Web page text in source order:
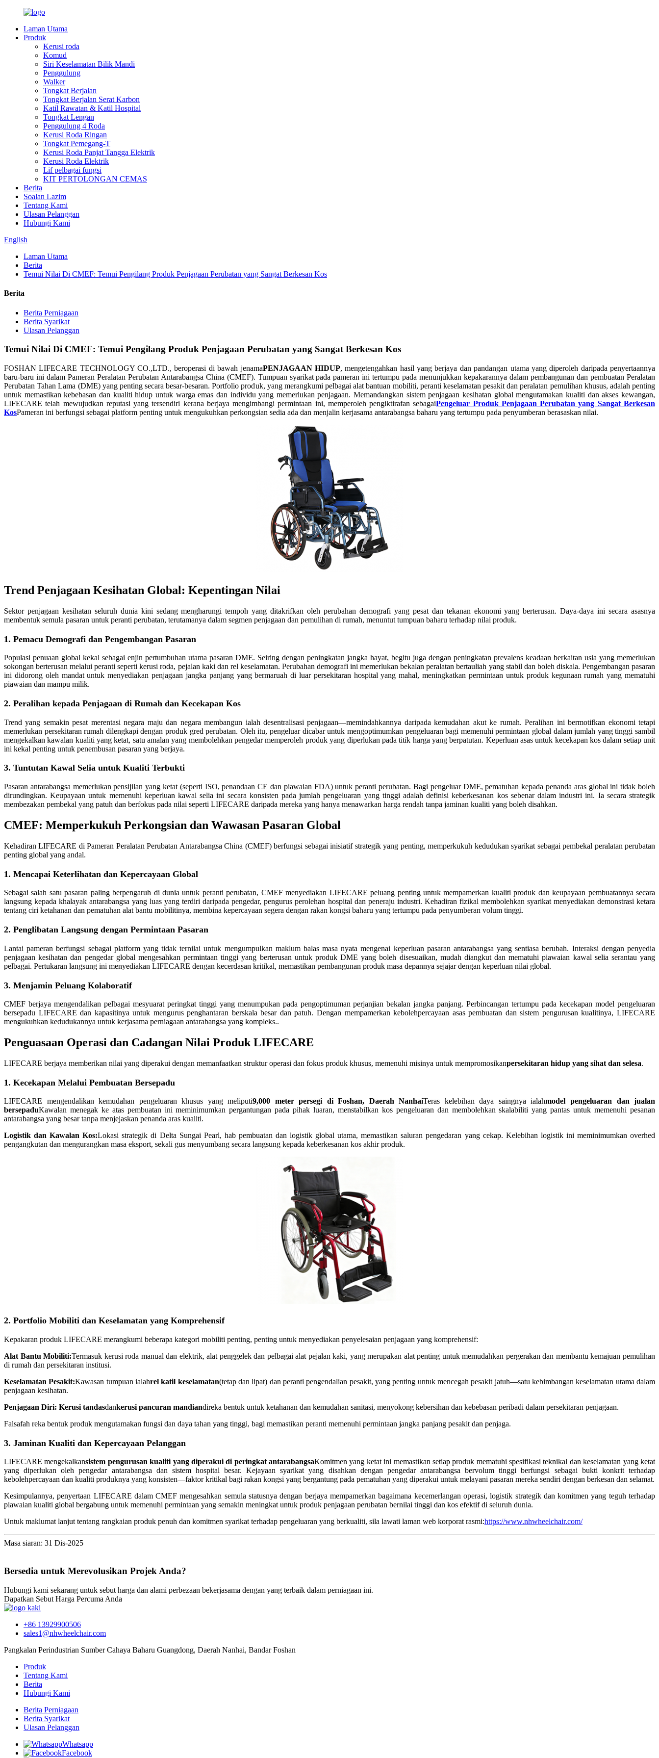
Laman Utama
Produk
Kerusi roda
Komud
Siri Keselamatan Bilik Mandi
Penggulung
Walker
Tongkat Berjalan
Tongkat Berjalan Serat Karbon
Katil Rawatan & Katil Hospital
Tongkat Lengan
Penggulung 4 Roda
Kerusi Roda Ringan
Tongkat Pemegang-T
Kerusi Roda Panjat Tangga Elektrik
Kerusi Roda Elektrik
Lif pelbagai fungsi
KIT PERTOLONGAN CEMAS
Berita
Soalan Lazim
Tentang Kami
Ulasan Pelanggan
Hubungi Kami
English
Laman Utama
Berita
Temui Nilai Di CMEF: Temui Pengilang Produk Penjagaan Perubatan yang Sangat Berkesan Kos
Berita
Berita Perniagaan
Berita Syarikat
Ulasan Pelanggan
Temui Nilai Di CMEF: Temui Pengilang Produk Penjagaan Perubatan yang Sangat Berkesan Kos
FOSHAN LIFECARE TECHNOLOGY CO.,LTD., beroperasi di bawah jenamaPENJAGAAN HIDUP, mengetengahkan hasil yang berjaya dan pandangan utama yang diperoleh daripada penyertaannya
baru-baru ini dalam Pameran Peralatan Perubatan Antarabangsa China (CMEF). Tumpuan syarikat pada pameran ini tertumpu pada menunjukkan kepakarannya dalam pembangunan dan pembuatan Peralatan
Perubatan Tahan Lama (DME) yang penting secara besar-besaran. Portfolio produk, yang merangkumi pelbagai alat bantuan mobiliti, peranti keselamatan pesakit dan peralatan pemulihan khusus, adalah penting
untuk memastikan kebebasan dan kualiti hidup untuk warga emas dan individu yang memerlukan penjagaan. Memandangkan sistem penjagaan kesihatan global mengutamakan kualiti dan akses kewangan,
LIFECARE telah mewujudkan reputasi yang tersendiri kerana berjaya mengimbangi permintaan ini, memperoleh pengiktirafan sebagaiPengeluar Produk Penjagaan Perubatan yang Sangat Berkesan
KosPameran ini berfungsi sebagai platform penting untuk mengukuhkan perkongsian sedia ada dan menjalin kerjasama antarabangsa baharu yang tertumpu pada penyumberan berasaskan nilai.
Trend Penjagaan Kesihatan Global: Kepentingan Nilai
Sektor penjagaan kesihatan seluruh dunia kini sedang mengharungi tempoh yang ditakrifkan oleh perubahan demografi yang pesat dan tekanan ekonomi yang berterusan. Daya-daya ini secara asasnya
membentuk semula pasaran untuk peranti perubatan, terutamanya dalam segmen penjagaan dan pemulihan di rumah, menuntut tumpuan baharu terhadap nilai produk.
1. Pemacu Demografi dan Pengembangan Pasaran
Populasi penuaan global kekal sebagai enjin pertumbuhan utama pasaran DME. Seiring dengan peningkatan jangka hayat, begitu juga dengan peningkatan prevalens keadaan berkaitan usia yang memerlukan
sokongan berterusan melalui peranti seperti kerusi roda, pejalan kaki dan rel keselamatan. Perubahan demografi ini memerlukan bekalan peralatan bertauliah yang stabil dan boleh diskala. Pengembangan pasaran
ini didorong oleh mandat untuk menyediakan penjagaan jangka panjang yang bermaruah di luar persekitaran hospital yang mahal, meningkatkan permintaan untuk produk kegunaan rumah yang mematuhi
piawaian dan mampu milik.
2. Peralihan kepada Penjagaan di Rumah dan Kecekapan Kos
Trend yang semakin pesat merentasi negara maju dan negara membangun ialah desentralisasi penjagaan—memindahkannya daripada kemudahan akut ke rumah. Peralihan ini bermotifkan ekonomi tetapi
memerlukan persekitaran rumah dilengkapi dengan produk gred perubatan. Oleh itu, pengeluar dicabar untuk mengoptimumkan pengeluaran bagi memenuhi permintaan global dalam jumlah yang tinggi sambil
mengekalkan kawalan kualiti yang ketat, satu amalan yang membolehkan pengedar memperoleh produk yang diperlukan pada titik harga yang berpatutan. Keperluan asas untuk kecekapan kos dalam setiap unit
ini kekal penting untuk penembusan pasaran yang berjaya.
3. Tuntutan Kawal Selia untuk Kualiti Terbukti
Pasaran antarabangsa memerlukan pensijilan yang ketat (seperti ISO, penandaan CE dan piawaian FDA) untuk peranti perubatan. Bagi pengeluar DME, pematuhan kepada penanda aras global ini tidak boleh
dirundingkan. Keupayaan untuk memenuhi keperluan kawal selia ini secara konsisten pada jumlah pengeluaran yang tinggi adalah definisi keberkesanan kos sebenar dalam industri ini. Ia secara strategik
membezakan pembekal yang patuh dan berfokus pada nilai seperti LIFECARE daripada mereka yang hanya menawarkan harga rendah tanpa jaminan kualiti yang boleh disahkan.
CMEF: Memperkukuh Perkongsian dan Wawasan Pasaran Global
Kehadiran LIFECARE di Pameran Peralatan Perubatan Antarabangsa China (CMEF) berfungsi sebagai inisiatif strategik yang penting, memperkukuh kedudukan syarikat sebagai pembekal peralatan perubatan
penting global yang andal.
1. Mencapai Keterlihatan dan Kepercayaan Global
Sebagai salah satu pasaran paling berpengaruh di dunia untuk peranti perubatan, CMEF menyediakan LIFECARE peluang penting untuk mempamerkan kualiti produk dan keupayaan pembuatannya secara
langsung kepada khalayak antarabangsa yang luas yang terdiri daripada pengedar, pengurus perolehan hospital dan peneraju industri. Kehadiran fizikal membolehkan syarikat menyediakan demonstrasi ketara
tentang ciri ketahanan dan pematuhan alat bantu mobilitinya, membina kepercayaan segera dengan rakan kongsi baharu yang tertumpu pada penyumberan volum tinggi.
2. Penglibatan Langsung dengan Permintaan Pasaran
Lantai pameran berfungsi sebagai platform yang tidak ternilai untuk mengumpulkan maklum balas masa nyata mengenai keperluan pasaran antarabangsa yang sentiasa berubah. Interaksi dengan penyedia
penjagaan kesihatan dan pengedar global mengesahkan permintaan tinggi yang berterusan untuk produk DME yang boleh disesuaikan, mudah diangkut dan mematuhi piawaian kawal selia serantau yang
pelbagai. Pertukaran langsung ini menyediakan LIFECARE dengan kecerdasan kritikal, memastikan pembangunan produk masa depannya sejajar dengan keperluan nilai global.
3. Menjamin Peluang Kolaboratif
CMEF berjaya mengendalikan pelbagai mesyuarat peringkat tinggi yang menumpukan pada pengoptimuman perjanjian bekalan jangka panjang. Perbincangan tertumpu pada kecekapan model pengeluaran
bersepadu LIFECARE dan kapasitinya untuk mengurus penghantaran berskala besar dan patuh. Dengan mempamerkan kebolehpercayaan asas pembuatan dan sistem pengurusan kualitinya, LIFECARE
mengukuhkan kedudukannya untuk kerjasama perniagaan antarabangsa yang kompleks..
Penguasaan Operasi dan Cadangan Nilai Produk LIFECARE
LIFECARE berjaya memberikan nilai yang diperakui dengan memanfaatkan struktur operasi dan fokus produk khusus, memenuhi misinya untuk mempromosikanpersekitaran hidup yang sihat dan selesa.
1. Kecekapan Melalui Pembuatan Bersepadu
LIFECARE mengendalikan kemudahan pengeluaran khusus yang meliputi9,000 meter persegi di Foshan, Daerah NanhaiTeras kelebihan daya saingnya ialahmodel pengeluaran dan jualan
bersepaduKawalan menegak ke atas pembuatan ini meminimumkan pergantungan pada pihak luaran, menstabilkan kos pengeluaran dan membolehkan skalabiliti yang pantas untuk memenuhi pesanan
antarabangsa yang besar tanpa menjejaskan penanda aras kualiti.
Logistik dan Kawalan Kos:Lokasi strategik di Delta Sungai Pearl, hab pembuatan dan logistik global utama, memastikan saluran pengedaran yang cekap. Kelebihan logistik ini meminimumkan overhed
pengangkutan dan mengurangkan masa eksport, sekali gus menyumbang secara langsung kepada keberkesanan kos akhir produk.
2. Portfolio Mobiliti dan Keselamatan yang Komprehensif
Kepakaran produk LIFECARE merangkumi beberapa kategori mobiliti penting, penting untuk menyediakan penyelesaian penjagaan yang komprehensif:
Alat Bantu Mobiliti:Termasuk kerusi roda manual dan elektrik, alat penggelek dan pelbagai alat pejalan kaki, yang merupakan alat penting untuk memudahkan pergerakan dan membantu kemajuan pemulihan
di rumah dan persekitaran institusi.
Keselamatan Pesakit:Kawasan tumpuan ialahrel katil keselamatan(tetap dan lipat) dan peranti pengendalian pesakit, yang penting untuk mencegah pesakit jatuh—satu kebimbangan keselamatan utama dalam
penjagaan kesihatan.
Penjagaan Diri: Kerusi tandasdankerusi pancuran mandiandireka bentuk untuk ketahanan dan kemudahan sanitasi, menyokong kebersihan dan kebebasan peribadi dalam persekitaran penjagaan.
Falsafah reka bentuk produk mengutamakan fungsi dan daya tahan yang tinggi, bagi memastikan peranti memenuhi permintaan jangka panjang pesakit dan penjaga.
3. Jaminan Kualiti dan Kepercayaan Pelanggan
LIFECARE mengekalkansistem pengurusan kualiti yang diperakui di peringkat antarabangsaKomitmen yang ketat ini memastikan setiap produk mematuhi spesifikasi teknikal dan keselamatan yang ketat
yang diperlukan oleh pengedar antarabangsa dan sistem hospital besar. Kejayaan syarikat yang disahkan dengan pengedar antarabangsa bervolum tinggi berfungsi sebagai bukti konkrit terhadap
kebolehpercayaan dan kualiti produknya yang konsisten—faktor kritikal bagi rakan kongsi yang bergantung pada pematuhan yang diperakui untuk melayani pasaran mereka sendiri dengan berkesan dan selamat.
Kesimpulannya, penyertaan LIFECARE dalam CMEF mengesahkan semula statusnya dengan berjaya mempamerkan bagaimana kecemerlangan operasi, logistik strategik dan komitmen yang teguh terhadap
piawaian kualiti global bergabung untuk memenuhi permintaan yang semakin meningkat untuk produk penjagaan perubatan bernilai tinggi dan kos efektif di seluruh dunia.
Untuk maklumat lanjut tentang rangkaian produk penuh dan komitmen syarikat terhadap pengeluaran yang berkualiti, sila lawati laman web korporat rasmi:https://www.nhwheelchair.com/
Masa siaran: 31 Dis-2025
Bersedia untuk Merevolusikan Projek Anda?
Hubungi kami sekarang untuk sebut harga dan alami perbezaan bekerjasama dengan yang terbaik dalam perniagaan ini.
Dapatkan Sebut Harga Percuma Anda
+86 13929900506
sales1@nhwheelchair.com
Pangkalan Perindustrian Sumber Cahaya Baharu Guangdong, Daerah Nanhai, Bandar Foshan
Produk
Tentang Kami
Berita
Hubungi Kami
Berita Perniagaan
Berita Syarikat
Ulasan Pelanggan
Whatsapp
Facebook